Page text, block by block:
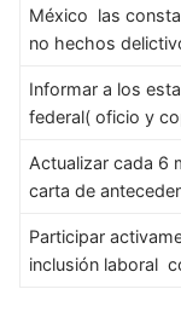
México las
no hechos
Informar a los
federal( oficio y
Actualizar cada 6
carta de
Participar
inclusión laboral